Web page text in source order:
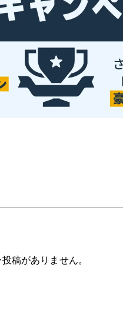
稿がありません。